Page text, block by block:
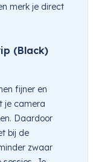
merk je direct
(Black)
fijner en
je camera
Daardoor
bij de
zwaar